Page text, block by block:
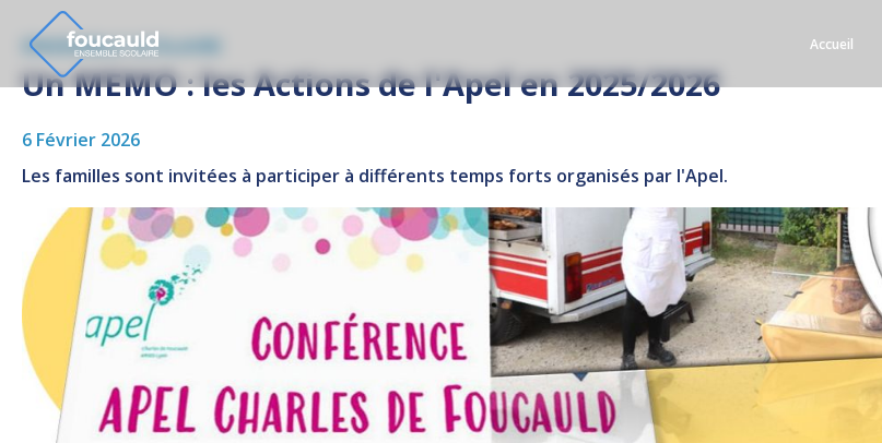
Accueil
ENSEMBLE SCOLAIRE
Un MEMO : les Actions de l'Apel en 2025/2026
6 Février 2026
Les familles sont invitées à participer à différents temps forts organisés par l'Apel.